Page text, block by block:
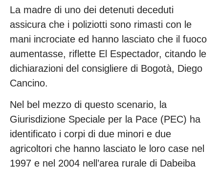
La madre di uno dei detenuti deceduti
assicura che i poliziotti sono rimasti con le
mani incrociate ed hanno lasciato che il fuoco
aumentasse, riflette El Espectador, citando le
dichiarazioni del consigliere di Bogotà, Diego
Cancino.
Nel bel mezzo di questo scenario, la
Giurisdizione Speciale per la Pace (PEC) ha
identificato i corpi di due minori e due
agricoltori che hanno lasciato le loro case nel
1997 e nel 2004 nell’area rurale di Dabeiba